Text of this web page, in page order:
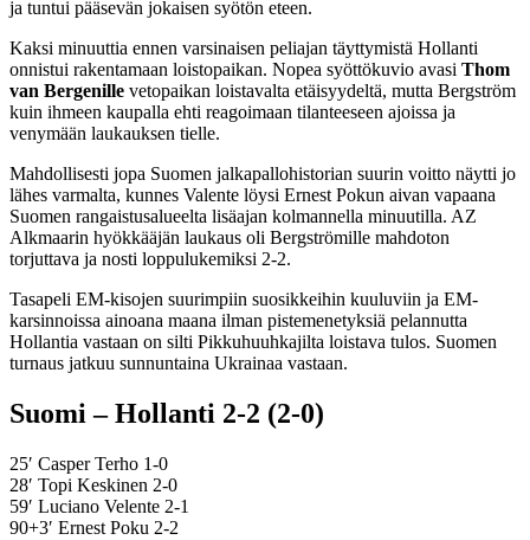
ja tuntui pääsevän jokaisen syötön eteen.
Kaksi minuuttia ennen varsinaisen peliajan täyttymistä Hollanti
onnistui rakentamaan loistopaikan. Nopea syöttökuvio avasi Thom
van Bergenille vetopaikan loistavalta etäisyydeltä, mutta Bergström
kuin ihmeen kaupalla ehti reagoimaan tilanteeseen ajoissa ja
venymään laukauksen tielle.
Mahdollisesti jopa Suomen jalkapallohistorian suurin voitto näytti jo
lähes varmalta, kunnes Valente löysi Ernest Pokun aivan vapaana
Suomen rangaistusalueelta lisäajan kolmannella minuutilla. AZ
Alkmaarin hyökkääjän laukaus oli Bergströmille mahdoton
torjuttava ja nosti loppulukemiksi 2-2.
Tasapeli EM-kisojen suurimpiin suosikkeihin kuuluviin ja EM-
karsinnoissa ainoana maana ilman pistemenetyksiä pelannutta
Hollantia vastaan on silti Pikkuhuuhkajilta loistava tulos. Suomen
turnaus jatkuu sunnuntaina Ukrainaa vastaan.
Suomi – Hollanti 2-2 (2-0)
25′ Casper Terho 1-0
28′ Topi Keskinen 2-0
59′ Luciano Velente 2-1
90+3′ Ernest Poku 2-2